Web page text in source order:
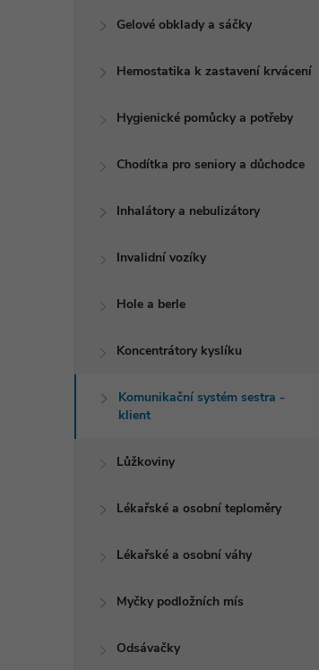
Gelové obklady a sáčky
Hemostatika k zastavení krvácení
Hygienické pomůcky a potřeby
Chodítka pro seniory a důchodce
Inhalátory a nebulizátory
Invalidní vozíky
Hole a berle
Koncentrátory kyslíku
Komunikační systém sestra -
klient
Lůžkoviny
Lékařské a osobní teploměry
Lékařské a osobní váhy
Myčky podložních mís
Odsávačky